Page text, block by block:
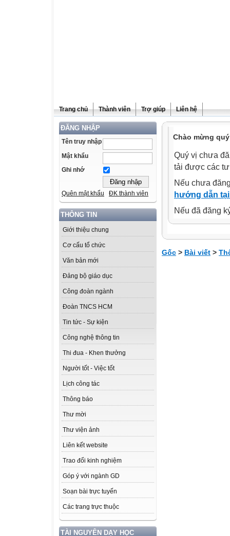
Trang chủ Thành viên Trợ giúp Liên hệ
ĐĂNG NHẬP
Tên truy nhập
Mật khẩu
Ghi nhớ
Quên mật khẩu ĐK thành viên
THÔNG TIN
Giới thiệu chung
Cơ cấu tổ chức
Văn bản mới
Đảng bộ giáo dục
Công đoàn ngành
Đoàn TNCS HCM
Tin tức - Sự kiện
Công nghệ thông tin
Thi đua - Khen thưởng
Người tốt - Việc tốt
Lịch công tác
Thông báo
Thư mời
Thư viện ảnh
Liên kết website
Trao đổi kinh nghiệm
Góp ý với ngành GD
Soạn bài trực tuyến
Các trang trực thuộc
TÀI NGUYÊN DẠY HỌC
Chào mừng
Quý vị chưa
tải được các
Nếu chưa
hướng dẫn
Nếu đã đăng
Gốc > Bài viết >